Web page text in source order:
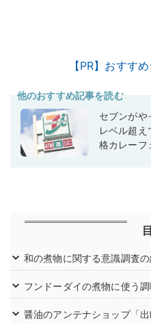
【PR】おすす
他のおすすめ記事を読む
セブンがや
レベル超
格カレーフ
和の煮物に関する意識調査
フンドーダイの煮物に使う
醤油のアンテナショップ「出